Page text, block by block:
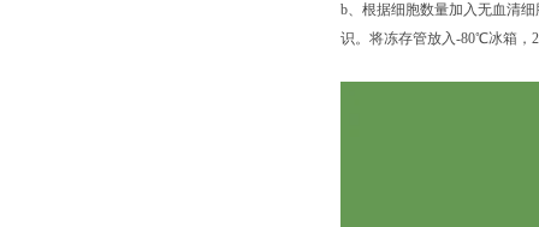
b、根据细胞数量加入无血清
识。将冻存管放入-80℃冰箱，